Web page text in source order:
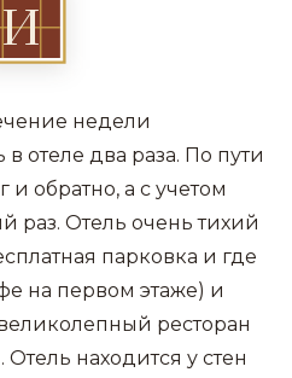
И
недели
в отеле два раза. По пути
обратно, а с учетом
раз. Отель очень тихий
парковка и где
на первом этаже) и
ресторан
находится у стен